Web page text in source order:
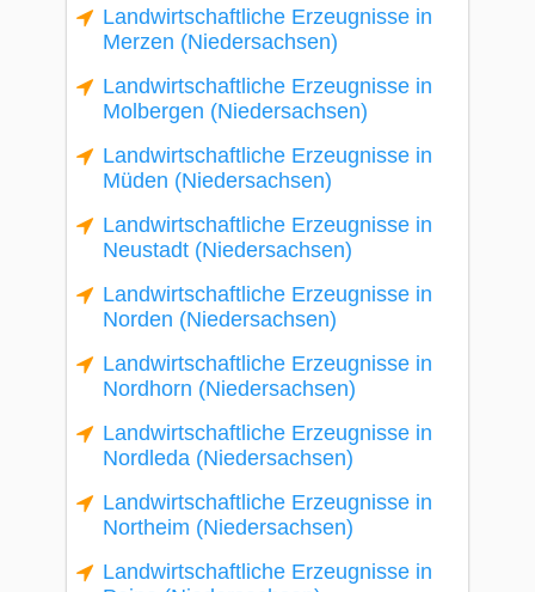
Landwirtschaftliche Erzeugnisse in
Merzen (Niedersachsen)
Landwirtschaftliche Erzeugnisse in
Molbergen (Niedersachsen)
Landwirtschaftliche Erzeugnisse in
Müden (Niedersachsen)
Landwirtschaftliche Erzeugnisse in
Neustadt (Niedersachsen)
Landwirtschaftliche Erzeugnisse in
Norden (Niedersachsen)
Landwirtschaftliche Erzeugnisse in
Nordhorn (Niedersachsen)
Landwirtschaftliche Erzeugnisse in
Nordleda (Niedersachsen)
Landwirtschaftliche Erzeugnisse in
Northeim (Niedersachsen)
Landwirtschaftliche Erzeugnisse in